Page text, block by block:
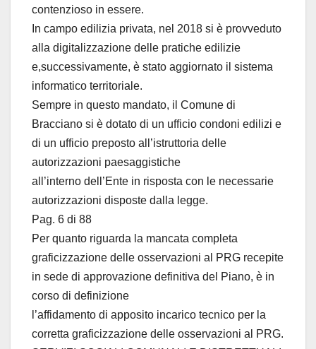
contenzioso in essere.
In campo edilizia privata, nel 2018 si è provveduto
alla digitalizzazione delle pratiche edilizie
e,successivamente, è stato aggiornato il sistema
informatico territoriale.
Sempre in questo mandato, il Comune di
Bracciano si è dotato di un ufficio condoni edilizi e
di un ufficio preposto all’istruttoria delle
autorizzazioni paesaggistiche
all’interno dell’Ente in risposta con le necessarie
autorizzazioni disposte dalla legge.
Pag. 6 di 88
Per quanto riguarda la mancata completa
graficizzazione delle osservazioni al PRG recepite
in sede di approvazione definitiva del Piano, è in
corso di definizione
l’affidamento di apposito incarico tecnico per la
corretta graficizzazione delle osservazioni al PRG.